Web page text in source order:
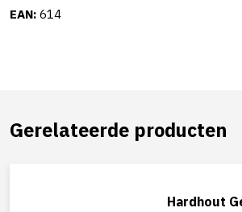
EAN: 614
Gerelateerde producten
Hardhout